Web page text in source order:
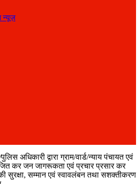
न्यूज़
पुलिस अधिकारी द्वारा ग्राम/वार्ड/न्याय पंचायत एवं
कर जन जागरूकता एवं प्रचार प्रसार कर
सुरक्षा, सम्मान एवं स्वावलंबन तथा सशक्तीकरण